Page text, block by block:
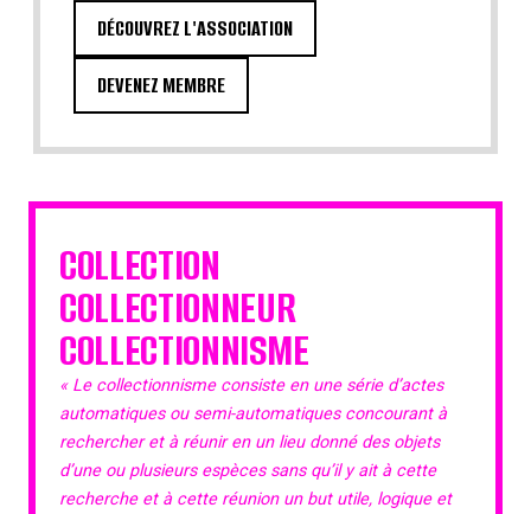
DÉCOUVREZ L'ASSOCIATION
DEVENEZ MEMBRE
COLLECTION
COLLECTIONNEUR
COLLECTIONNISME
« Le collectionnisme consiste en une série d’actes
automatiques ou semi-automatiques concourant à
rechercher et à réunir en un lieu donné des objets
d’une ou plusieurs espèces sans qu’il y ait à cette
recherche et à cette réunion un but utile, logique et